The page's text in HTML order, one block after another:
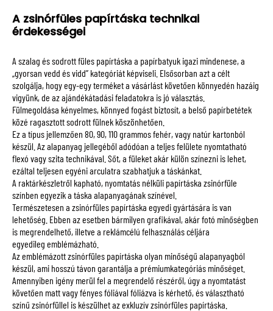
A zsinórfüles papírtáska technikai
érdekességei
A szalag és sodrott füles papírtáska a papírbatyuk igazi mindenese, a
„gyorsan vedd és vidd” kategóriát képviseli. Elsősorban azt a célt
szolgálja, hogy egy-egy terméket a vásárlást követően könnyedén hazáig
vigyünk, de az ajándékátadási feladatokra is jó választás.
Fülmegoldása kényelmes, könnyed fogást biztosít, a belső papírbetétek
közé ragasztott sodrott fülnek köszönhetően.
Ez a típus jellemzően 80, 90, 110 grammos fehér, vagy natúr kartonból
készül. Az alapanyag jellegéből adódóan a teljes felülete nyomtatható
flexó vagy szita technikával. Sőt, a füleket akár külön színezni is lehet,
ezáltal teljesen egyéni arculatra szabhatjuk a táskánkat.
A raktárkészletről kapható, nyomtatás nélküli papírtáska zsinórfüle
színben egyezik a táska alapanyagának színével.
Természetesen a zsinórfüles papírtáska egyedi gyártására is van
lehetőség. Ebben az esetben bármilyen grafikával, akár fotó minőségben
is megrendelhető, illetve a reklámcélú felhasználás céljára
egyedileg emblémázható.
Az emblémázott zsinórfüles papírtáska olyan minőségű alapanyagból
készül, ami hosszú távon garantálja a prémiumkategóriás minőséget.
Amennyiben igény merül fel a megrendelő részéről, úgy a nyomtatást
követően matt vagy fényes fóliával fóliázva is kérhető, és választható
színű zsinórfüllel is készülhet az exkluzív zsinórfüles papírtáska.